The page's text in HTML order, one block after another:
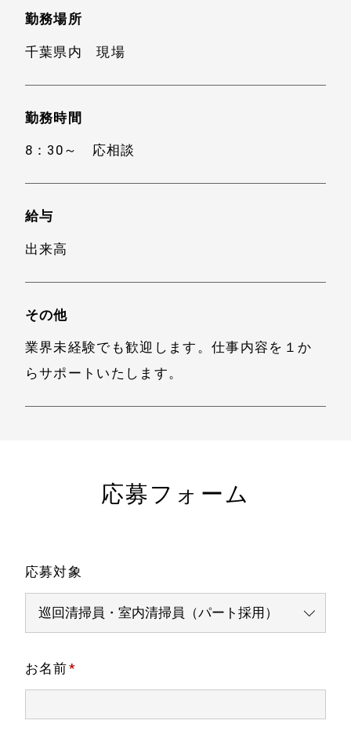
勤務場所
千葉県内 現場
勤務時間
8：30～ 応相談
給与
出来高
その他
業界未経験でも歓迎します。仕事内容を１か
らサポートいたします。
応募フォーム
応募対象
お名前*